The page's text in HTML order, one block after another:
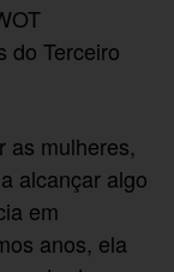
do Terceiro
as mulheres,
alcançar algo
em
anos, ela